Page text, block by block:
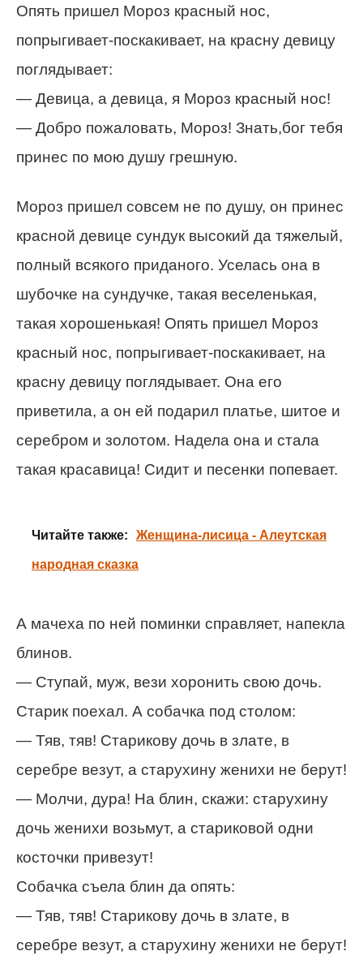
Опять пришел Мороз красный нос,
попрыгивает-поскакивает, на красну девицу
поглядывает:
— Девица, а девица, я Мороз красный нос!
— Добро пожаловать, Мороз! Знать,бог тебя
принес по мою душу грешную.
Мороз пришел совсем не по душу, он принес
красной девице сундук высокий да тяжелый,
полный всякого приданого. Уселась она в
шубочке на сундучке, такая веселенькая,
такая хорошенькая! Опять пришел Мороз
красный нос, попрыгивает-поскакивает, на
красну девицу поглядывает. Она его
приветила, а он ей подарил платье, шитое и
серебром и золотом. Надела она и стала
такая красавица! Сидит и песенки попевает.
Читайте также: Женщина-лисица - Алеутская
народная сказка
А мачеха по ней поминки справляет, напекла
блинов.
— Ступай, муж, вези хоронить свою дочь.
Старик поехал. А собачка под столом:
— Тяв, тяв! Старикову дочь в злате, в
серебре везут, а старухину женихи не берут!
— Молчи, дура! На блин, скажи: старухину
дочь женихи возьмут, а стариковой одни
косточки привезут!
Собачка съела блин да опять:
— Тяв, тяв! Старикову дочь в злате, в
серебре везут, а старухину женихи не берут!